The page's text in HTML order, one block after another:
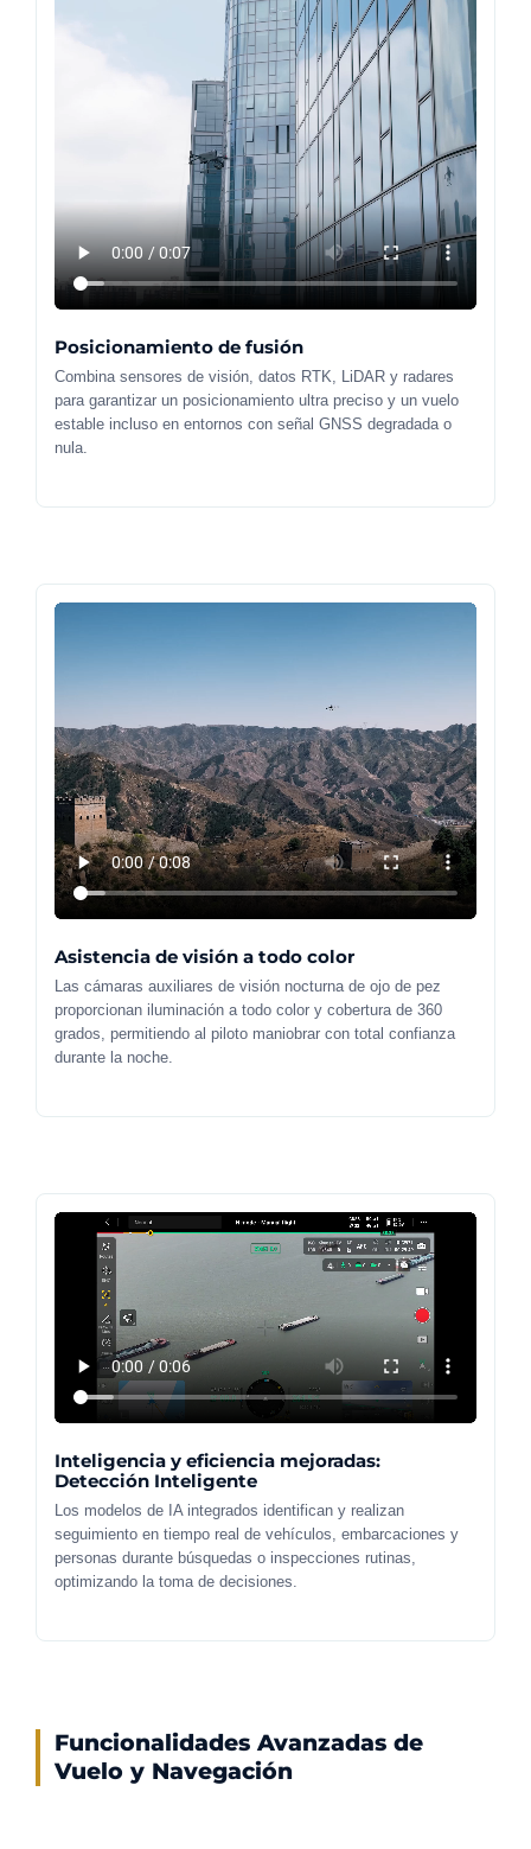
Posicionamiento de fusión
Combina sensores de visión, datos RTK, LiDAR y radares
para garantizar un posicionamiento ultra preciso y un vuelo
estable incluso en entornos con señal GNSS degradada o
nula.
Asistencia de visión a todo color
Las cámaras auxiliares de visión nocturna de ojo de pez
proporcionan iluminación a todo color y cobertura de 360
grados, permitiendo al piloto maniobrar con total confianza
durante la noche.
Inteligencia y eficiencia mejoradas:
Detección Inteligente
Los modelos de IA integrados identifican y realizan
seguimiento en tiempo real de vehículos, embarcaciones y
personas durante búsquedas o inspecciones rutinas,
optimizando la toma de decisiones.
Funcionalidades Avanzadas de
Vuelo y Navegación